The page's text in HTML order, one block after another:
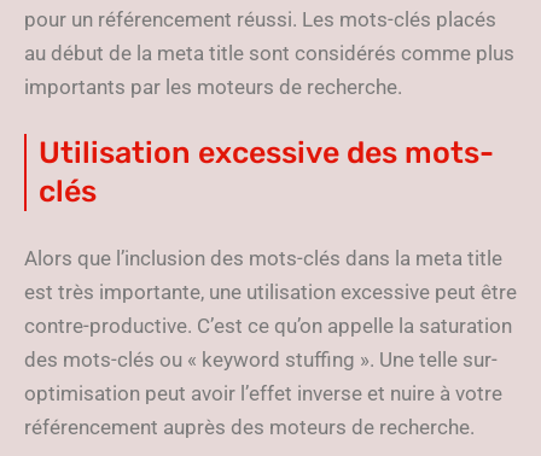
pour un référencement réussi. Les mots-clés placés
au début de la meta title sont considérés comme plus
importants par les moteurs de recherche.
Utilisation excessive des mots-
clés
Alors que l’inclusion des mots-clés dans la meta title
est très importante, une utilisation excessive peut être
contre-productive. C’est ce qu’on appelle la saturation
des mots-clés ou « keyword stuffing ». Une telle sur-
optimisation peut avoir l’effet inverse et nuire à votre
référencement auprès des moteurs de recherche.